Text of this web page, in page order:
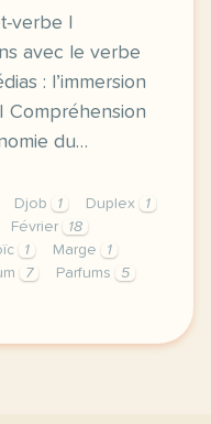
verbe |
avec le verbe
: l’immersion
Compréhension
du…
Djob 1 Duplex
1
Février
18
1 Marge
1
7 Parfums
5
locales pour une